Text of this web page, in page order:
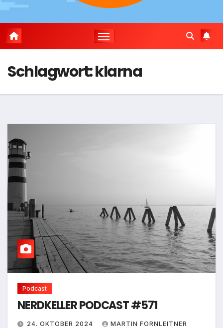
Schlagwort:klarna
Podcast
NERDKELLER PODCAST #571
24. OKTOBER 2024 MARTIN FORNLEITNER